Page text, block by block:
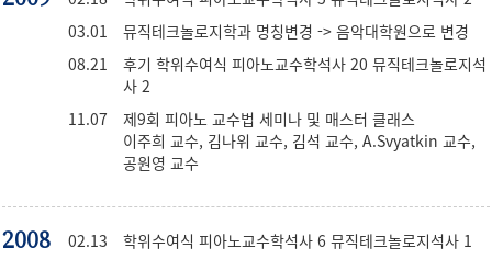
03.01
뮤직테크놀로지학과 명칭변경 -> 음악대학원으로 변경
08.21
후기 학위수여식 피아노교수학석사 20 뮤직테크놀로지석
사 2
11.07
제9회 피아노 교수법 세미나 및 매스터 클래스
이주희 교수, 김나위 교수, 김석 교수, A.Svyatkin 교수,
공원영 교수
2008 02.13
학위수여식 피아노교수학석사 6 뮤직테크놀로지석사 1